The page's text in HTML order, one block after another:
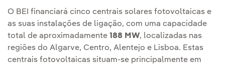
O BEI financiará cinco centrais solares fotovoltaicas e
as suas instalações de ligação, com uma capacidade
total de aproximadamente 188 MW, localizadas nas
regiões do Algarve, Centro, Alentejo e Lisboa. Estas
centrais fotovoltaicas situam-se principalmente em